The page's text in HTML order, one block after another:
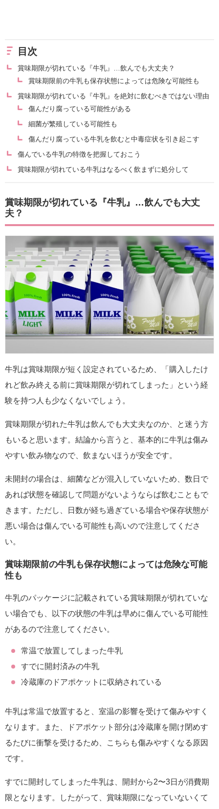
目次
賞味期限が切れている『牛乳』…飲んでも大丈夫？
賞味期限前の牛乳も保存状態によっては危険な可能性も
賞味期限が切れている『牛乳』を絶対に飲むべきではない理由
傷んだり腐っている可能性がある
細菌が繁殖している可能性も
傷んだり腐っている牛乳を飲むと中毒症状を引き起こす
傷んでいる牛乳の特徴を把握しておこう
賞味期限が切れている牛乳はなるべく飲まずに処分して
賞味期限が切れている『牛乳』…飲んでも大丈
夫？
牛乳は賞味期限が短く設定されているため、「購入したけ
れど飲み終える前に賞味期限が切れてしまった」という経
験を持つ人も少なくないでしょう。
賞味期限が切れた牛乳は飲んでも大丈夫なのか、と迷う方
もいると思います。結論から言うと、基本的に牛乳は傷み
やすい飲み物なので、飲まないほうが安全です。
未開封の場合は、細菌などが混入していないため、数日で
あれば状態を確認して問題がないようならば飲むこともで
きます。ただし、日数が経ち過ぎている場合や保存状態が
悪い場合は傷んでいる可能性も高いので注意してくださ
い。
賞味期限前の牛乳も保存状態によっては危険な可能
性も
牛乳のパッケージに記載されている賞味期限が切れていな
い場合でも、以下の状態の牛乳は早めに傷んでいる可能性
があるので注意してください。
常温で放置してしまった牛乳
すでに開封済みの牛乳
冷蔵庫のドアポケットに収納されている
牛乳は常温で放置すると、室温の影響を受けて傷みやすく
なります。また、ドアポケット部分は冷蔵庫を開け閉めす
るたびに衝撃を受けるため、こちらも傷みやすくなる原因
です。
すでに開封してしまった牛乳は、開封から2〜3日が消費期
限となります。したがって、賞味期限になっていないくて